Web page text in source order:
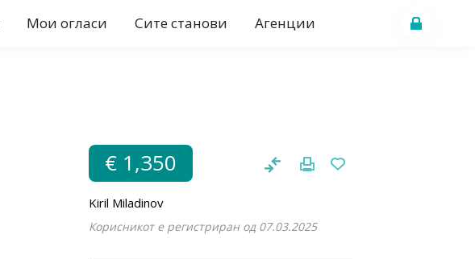
Мои огласи Сите станови Агенции
€ 1,350
Kiril Miladinov
Корисникот е регистриран од 07.03.2025